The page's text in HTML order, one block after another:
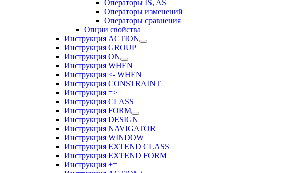
Операторы IS, AS
Операторы изменений
Операторы сравнения
Опции свойства
Инструкция ACTION
Инструкция GROUP
Инструкция ON
Инструкция WHEN
Инструкция <- WHEN
Инструкция CONSTRAINT
Инструкция =>
Инструкция CLASS
Инструкция FORM
Инструкция DESIGN
Инструкция NAVIGATOR
Инструкция WINDOW
Инструкция EXTEND CLASS
Инструкция EXTEND FORM
Инструкция +=